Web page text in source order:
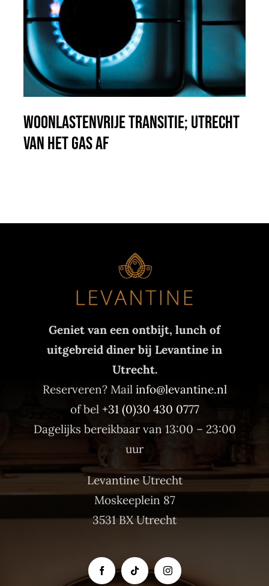
Woonlastenvrije transitie; Utrecht
van het gas af
Geniet van een ontbijt, lunch of
uitgebreid diner bij Levantine in
Utrecht.
Reserveren? Mail info@levantine.nl
of bel +31 (0)30 430 0777
Dagelijks bereikbaar van 13:00 – 23:00
uur
Levantine Utrecht
Moskeeplein 87
3531 BX Utrecht